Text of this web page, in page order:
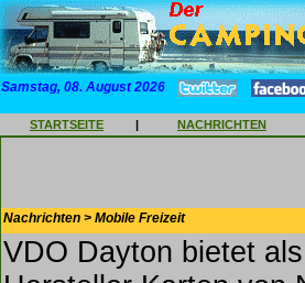
Samstag, 08. August 2026
STARTSEITE | NACHRICHTEN
Nachrichten > Mobile Freizeit
VDO Dayton bietet